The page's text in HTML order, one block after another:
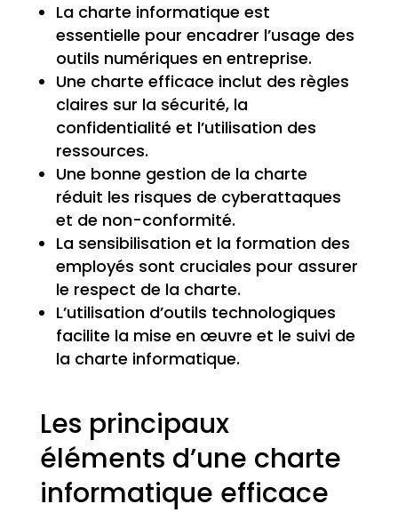
La charte informatique est
essentielle pour encadrer l’usage des
outils numériques en entreprise.
Une charte efficace inclut des règles
claires sur la sécurité, la
confidentialité et l’utilisation des
ressources.
Une bonne gestion de la charte
réduit les risques de cyberattaques
et de non-conformité.
La sensibilisation et la formation des
employés sont cruciales pour assurer
le respect de la charte.
L’utilisation d’outils technologiques
facilite la mise en œuvre et le suivi de
la charte informatique.
Les principaux
éléments d’une charte
informatique efficace